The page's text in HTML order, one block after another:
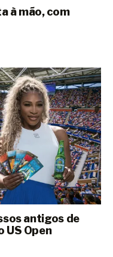
à mão, com
antigos de
US Open